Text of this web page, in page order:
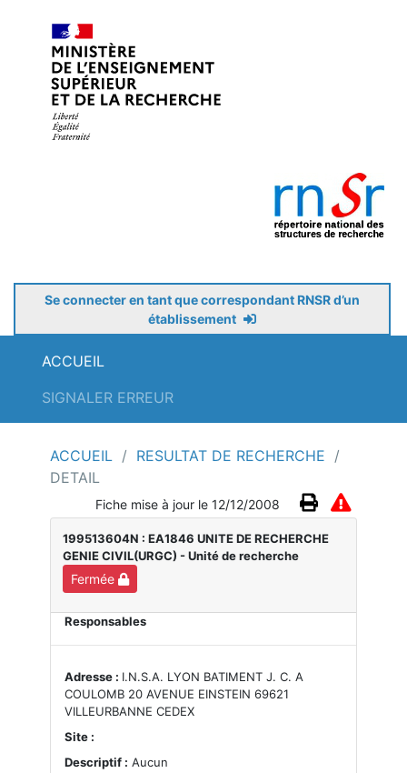
Se connecter en tant que correspondant RNSR d’un
établissement
ACCUEIL
SIGNALER ERREUR
ACCUEIL / RESULTAT DE RECHERCHE /
DETAIL
Fiche mise à jour le 12/12/2008
199513604N : EA1846 UNITE DE RECHERCHE
GENIE CIVIL(URGC) - Unité de recherche
Fermée
Responsables
Adresse : I.N.S.A. LYON BATIMENT J. C. A
COULOMB 20 AVENUE EINSTEIN 69621
VILLEURBANNE CEDEX
Site :
Descriptif : Aucun